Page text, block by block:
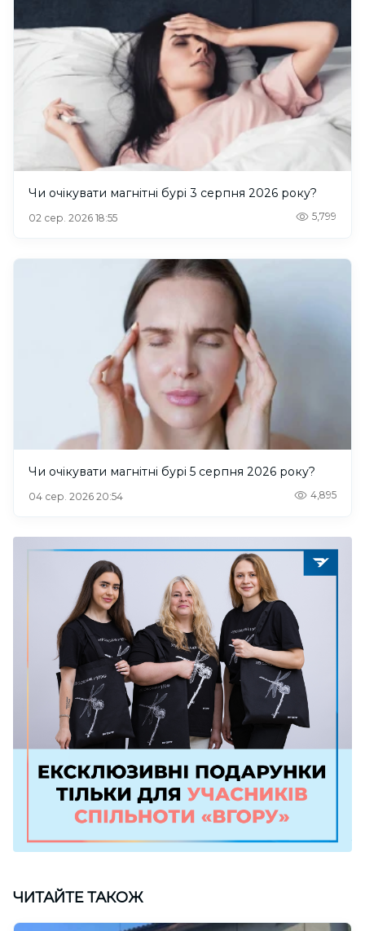
Чи очікувати магнітні бурі 3 серпня 2026 року?
02 сер. 2026 18:55 5,799
Чи очікувати магнітні бурі 5 серпня 2026 року?
04 сер. 2026 20:54 4,895
ЧИТАЙТЕ ТАКОЖ